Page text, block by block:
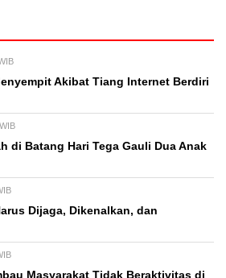
Akibat Tiang Internet Berdiri
di Batang Hari Tega Gauli Dua Anak
Dijaga, Dikenalkan, dan
Masyarakat Tidak Beraktivitas di